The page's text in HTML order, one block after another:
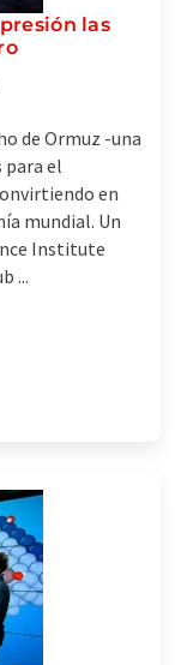
las
de Ormuz -una
el
en
mundial. Un
Institute
...